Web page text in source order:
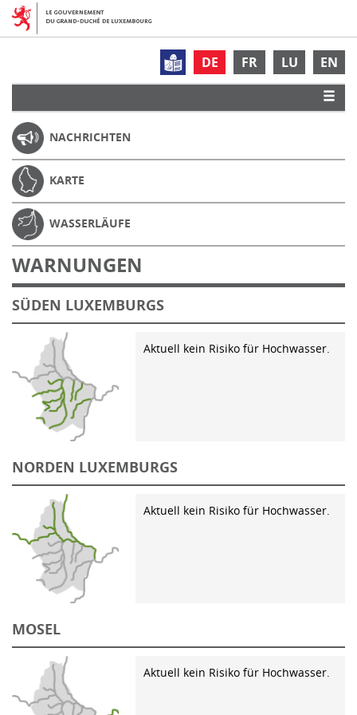
DE FR LU EN
NACHRICHTEN
KARTE
WASSERLÄUFE
WARNUNGEN
SÜDEN LUXEMBURGS
Aktuell kein Risiko für Hochwasser.
NORDEN LUXEMBURGS
Aktuell kein Risiko für Hochwasser.
MOSEL
Aktuell kein Risiko für Hochwasser.